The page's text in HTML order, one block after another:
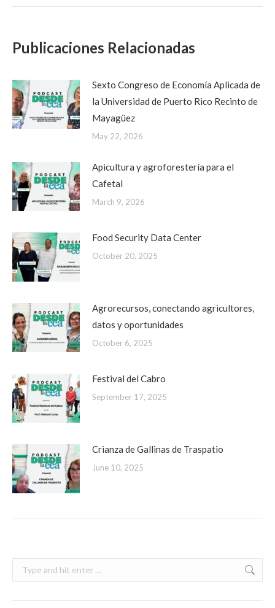
Publicaciones Relacionadas
Sexto Congreso de Economía Aplicada de
la Universidad de Puerto Rico Recinto de
Mayagüez
May 22, 2026
Apicultura y agroforestería para el
Cafetal
March 9, 2026
Food Security Data Center
October 20, 2025
Agrorecursos, conectando agricultores,
datos y oportunidades
October 6, 2025
Festival del Cabro
September 17, 2025
Crianza de Gallinas de Traspatio
June 10, 2025
Search: